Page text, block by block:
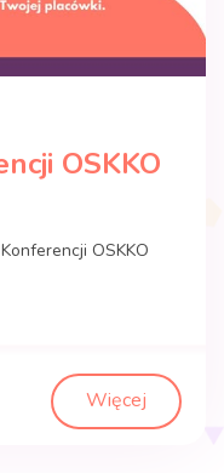
OSKKO
OSKKO
Więcej